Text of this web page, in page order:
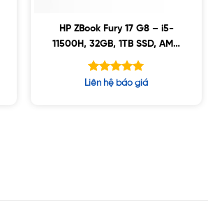
HP ZBook Fury 17 G8 – i5-
11500H, 32GB, 1TB SSD, AMD
W6600M 8GB, 17.3″ UHD,
Win10
Được xếp
Liên hệ báo giá